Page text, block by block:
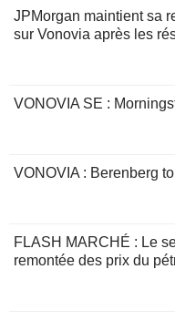
JPMorgan maintient sa
sur Vonovia après les
VONOVIA SE :
VONOVIA : Berenberg
FLASH MARCHÉ : Le
remontée des prix du